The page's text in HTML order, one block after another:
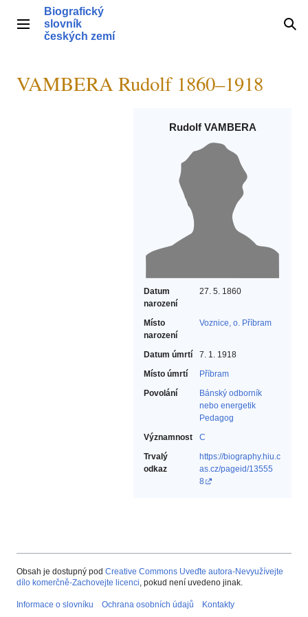
obsahHlavní menu
Biografický
slovník
českých zemí
VAMBERA Rudolf 1860–1918
Rudolf VAMBERA
Datum
narození
27. 5. 1860
Místo
narození
Voznice, o. Příbram
Datum úmrtí
7. 1. 1918
Místo úmrtí
Příbram
Povolání
Bánský odborník
nebo energetik‎
Pedagog‎
Významnost
C
Trvalý
odkaz
https://biography.hiu.c
as.cz/pageid/13555
8
Obsah je dostupný pod Creative Commons Uveďte autora-Nevyužívejte
dílo komerčně-Zachovejte licenci, pokud není uvedeno jinak.
Informace o slovníku Ochrana osobních údajů Kontakty